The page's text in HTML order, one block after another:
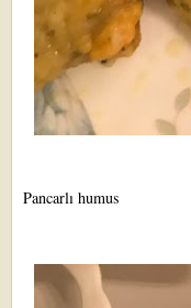
Pancarlı humus